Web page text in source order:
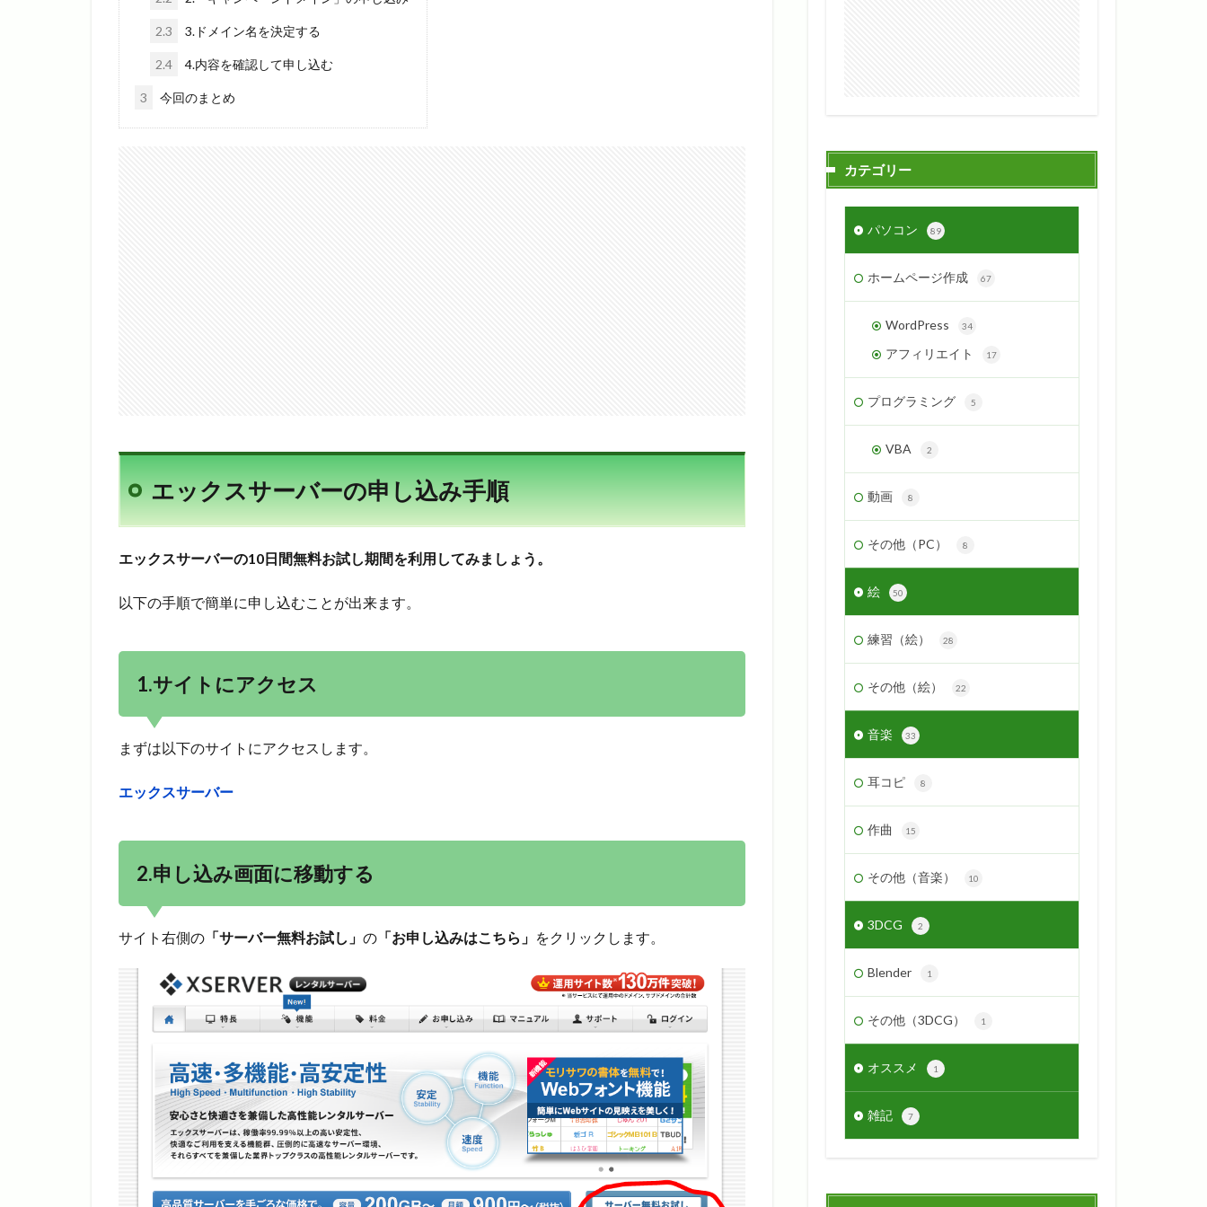
2.3 3.ドメイン名を決定する
2.4 4.内容を確認して申し込む
3 今回のまとめ
エックスサーバーの申し込み手順
エックスサーバーの10日間無料お試し期間を利用してみましょう。
以下の手順で簡単に申し込むことが出来ます。
1.サイトにアクセス
まずは以下のサイトにアクセスします。
エックスサーバー
2.申し込み画面に移動する
サイト右側の 「サーバー無料お試し」 の 「お申し込みはこちら」 をクリックします。
カテゴリー
パソコン 89
ホームページ作成 67
WordPress 34
アフィリエイト 17
プログラミング 5
VBA 2
動画 8
その他（PC） 8
絵 50
練習（絵） 28
その他（絵） 22
音楽 33
耳コピ 8
作曲 15
その他（音楽） 10
3DCG 2
Blender 1
その他（3DCG） 1
オススメ 1
雑記 7